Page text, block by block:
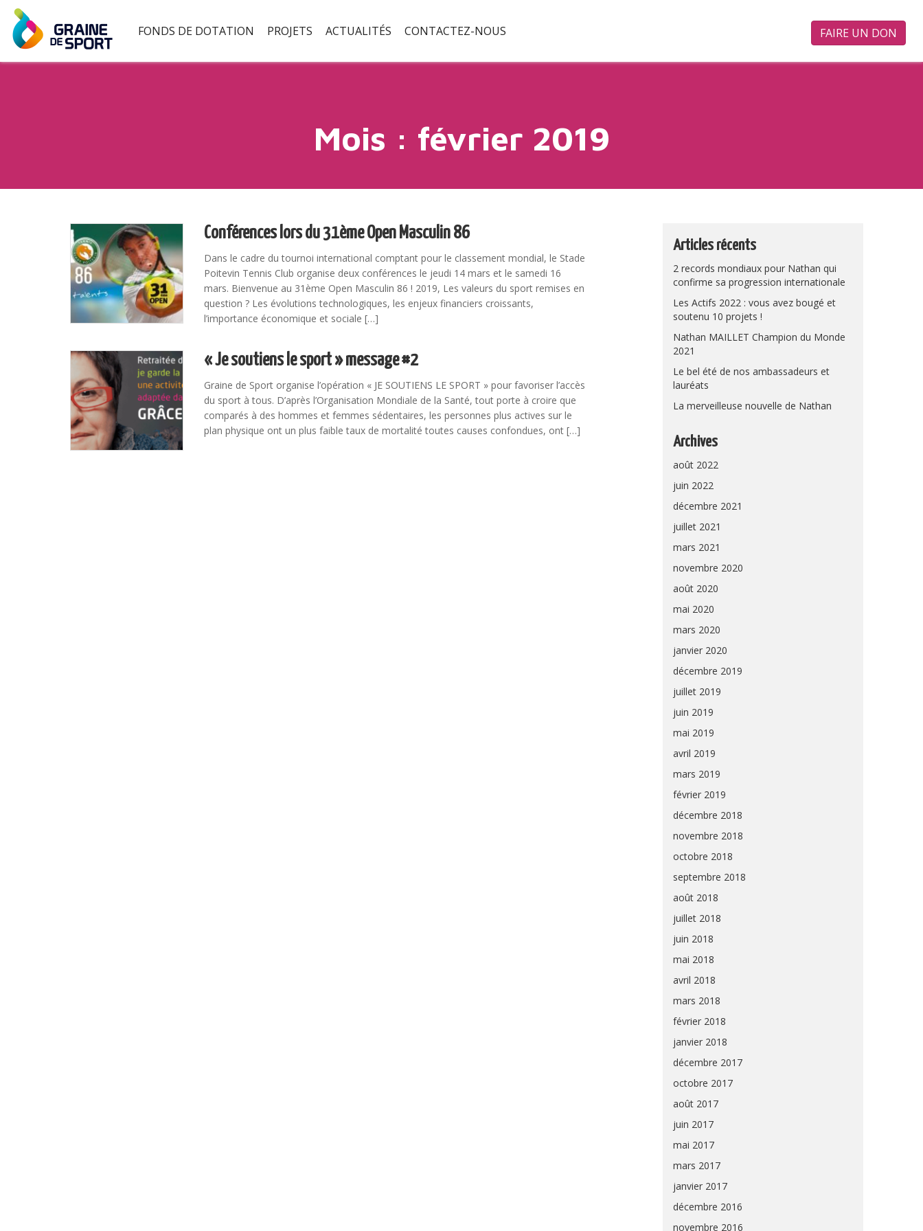
FONDS DE DOTATION PROJETS ACTUALITÉS CONTACTEZ-NOUS FAIRE UN DON
Mois : février 2019
Conférences lors du 31ème Open Masculin 86
Dans le cadre du tournoi international comptant pour le classement mondial, le Stade
Poitevin Tennis Club organise deux conférences le jeudi 14 mars et le samedi 16
mars. Bienvenue au 31ème Open Masculin 86 ! 2019, Les valeurs du sport remises en
question ? Les évolutions technologiques, les enjeux financiers croissants,
l’importance économique et sociale […]
« Je soutiens le sport » message #2
Graine de Sport organise l’opération « JE SOUTIENS LE SPORT » pour favoriser l’accès
du sport à tous. D’après l’Organisation Mondiale de la Santé, tout porte à croire que
comparés à des hommes et femmes sédentaires, les personnes plus actives sur le
plan physique ont un plus faible taux de mortalité toutes causes confondues, ont […]
Articles récents
2 records mondiaux pour Nathan qui
confirme sa progression internationale
Les Actifs 2022 : vous avez bougé et
soutenu 10 projets !
Nathan MAILLET Champion du Monde
2021
Le bel été de nos ambassadeurs et
lauréats
La merveilleuse nouvelle de Nathan
Archives
août 2022
juin 2022
décembre 2021
juillet 2021
mars 2021
novembre 2020
août 2020
mai 2020
mars 2020
janvier 2020
décembre 2019
juillet 2019
juin 2019
mai 2019
avril 2019
mars 2019
février 2019
décembre 2018
novembre 2018
octobre 2018
septembre 2018
août 2018
juillet 2018
juin 2018
mai 2018
avril 2018
mars 2018
février 2018
janvier 2018
décembre 2017
octobre 2017
août 2017
juin 2017
mai 2017
mars 2017
janvier 2017
décembre 2016
novembre 2016